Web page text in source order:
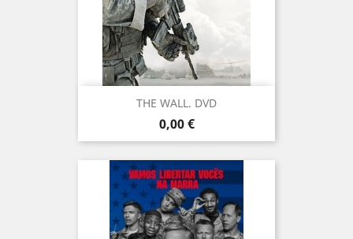
THE WALL. DVD
Prix
0,00 €